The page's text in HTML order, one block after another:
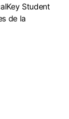
Student
de la